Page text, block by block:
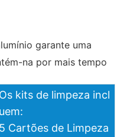
garante uma
na por mais tempo
Os kits de limpeza incl
uem:
5 Cartões de Limpeza